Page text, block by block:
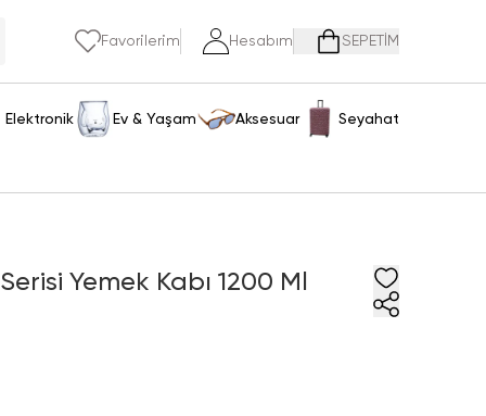
Favorilerim Hesabım SEPETİM
Elektronik Ev & Yaşam Aksesuar Seyahat
Yemek Kabı 1200 Ml